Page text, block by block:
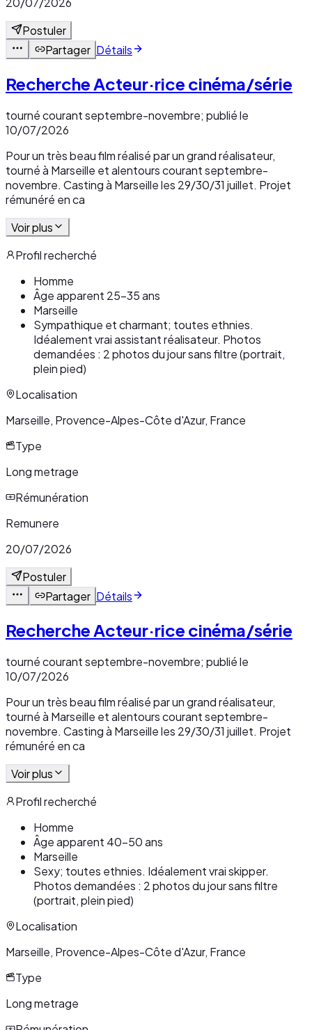
Postuler
Partager Détails
Recherche Acteur·rice cinéma/série
tourné courant septembre-novembre; publié le
10/07/2026
Pour un très beau film réalisé par un grand réalisateur,
tourné à Marseille et alentours courant septembre-
novembre. Casting à Marseille les 29/30/31 juillet. Projet
rémunéré en ca
Voir plus
Profil recherché
Homme
Âge apparent 25-35 ans
Marseille
Sympathique et charmant; toutes ethnies.
Idéalement vrai assistant réalisateur. Photos
demandées : 2 photos du jour sans filtre (portrait,
plein pied)
Localisation
Marseille, Provence-Alpes-Côte d'Azur, France
Type
Long metrage
Rémunération
Remunere
20/07/2026
Postuler
Partager Détails
Recherche Acteur·rice cinéma/série
tourné courant septembre-novembre; publié le
10/07/2026
Pour un très beau film réalisé par un grand réalisateur,
tourné à Marseille et alentours courant septembre-
novembre. Casting à Marseille les 29/30/31 juillet. Projet
rémunéré en ca
Voir plus
Profil recherché
Homme
Âge apparent 40-50 ans
Marseille
Sexy; toutes ethnies. Idéalement vrai skipper.
Photos demandées : 2 photos du jour sans filtre
(portrait, plein pied)
Localisation
Marseille, Provence-Alpes-Côte d'Azur, France
Type
Long metrage